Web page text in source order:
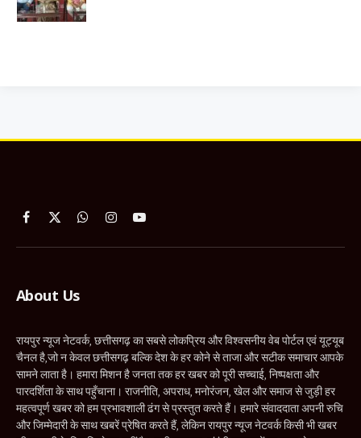
Facebook
X
WhatsApp
InstagramYouTube
About Us
रायपुर न्यूज नेटवर्क, छत्तीसगढ़ का सबसे लोकप्रिय और विश्वसनीय वेब पोर्टल एवं यूट्यूब
चैनल है,जो न केवल छत्तीसगढ़ बल्कि देश के हर कोने से ताजा और सटीक समाचार आपके
सामने लाता है। हमारा मिशन है जनता तक हर खबर को पूरी सच्चाई, निष्पक्षता और
पारदर्शिता के साथ पहुँचाना। राजनीति, अपराध, मनोरंजन, खेल और समाज से जुड़ी हर
महत्वपूर्ण खबर को हम प्रभावशाली ढंग से प्रस्तुत करते हैं। हमारे संवाददाता अपनी रुचि
और जिम्मेदारी के साथ खबरें प्रेषित करते हैं, लेकिन रायपुर न्यूज नेटवर्क किसी भी खबर